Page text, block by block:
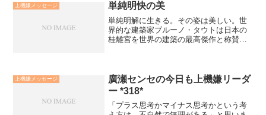
上機嫌メッセージ 単純明快の美
単純明解に生きる。その姿は美しい。世
界的な建築家ブルーノ・タウトは日本の
桂離宮を世界の建築の最高傑作と称賛
な装飾を一切排した「清潔」...
上機嫌メッセージ
廣瀬センセの今日も上機嫌リーダ
ー *318*
「プラス思考かマイナス思考かという考